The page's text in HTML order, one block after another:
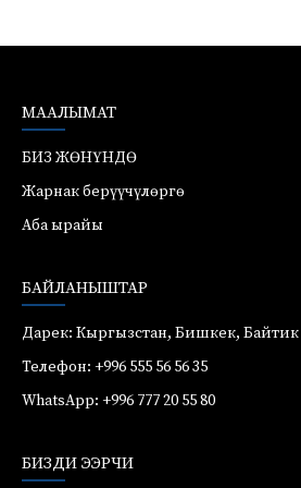
МААЛЫМАТ
БИЗ ЖӨНҮНДӨ
Жарнак берүүчүлөргө
Аба ырайы
БАЙЛАНЫШТАР
Дарек: Кыргызстан, Бишкек, Байтик
Телефон: +996 555 56 56 35
WhatsApp: +996 777 20 55 80
БИЗДИ ЭЭРЧИ